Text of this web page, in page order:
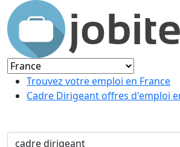
Trouvez votre emploi en France
Cadre Dirigeant offres d'emploi